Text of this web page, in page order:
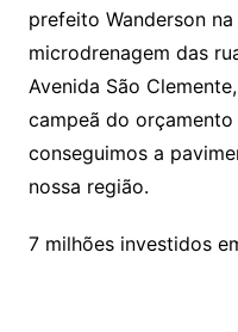
prefeito Wanderson
microdrenagem das
Avenida São
campeã do
conseguimos a
nossa região.
7 milhões investidos